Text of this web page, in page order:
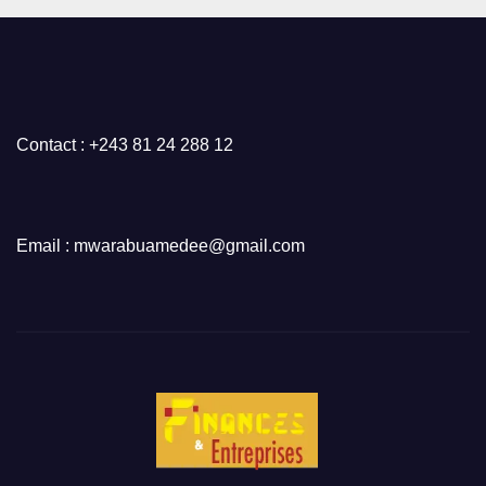
Contact : +243 81 24 288 12
Email : mwarabuamedee@gmail.com